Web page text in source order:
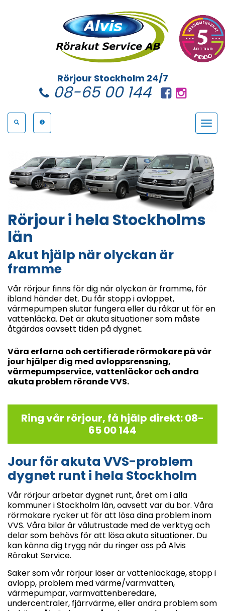
Rörjour Stockholm 24/7
08-65 00 144
Toggle
Rörjour i hela Stockholms
län
Akut hjälp när olyckan är
framme
Vår rörjour finns för dig när olyckan är framme, för
ibland händer det. Du får stopp i avloppet,
värmepumpen slutar fungera eller du råkar ut för en
vattenläcka. Det är akuta situationer som måste
åtgärdas oavsett tiden på dygnet.
Våra erfarna och certifierade rörmokare på vår
jour hjälper dig med avloppsrensning,
värmepumpservice, vattenläckor och andra
akuta problem rörande VVS.
Ring vår rörjour, få hjälp direkt: 08-
65 00 144
Jour för akuta VVS-problem
dygnet runt i hela Stockholm
Vår rörjour arbetar dygnet runt, året om i alla
kommuner i Stockholm län, oavsett var du bor. Våra
rörmokare rycker ut för att lösa dina problem inom
VVS. Våra bilar är välutrustade med de verktyg och
delar som behövs för att lösa akuta situationer. Du
kan känna dig trygg när du ringer oss på Alvis
Rörakut Service.
Saker som vår rörjour löser är vattenläckage, stopp i
avlopp, problem med värme/varmvatten,
värmepumpar, varmvattenberedare,
undercentraler, fjärrvärme, eller andra problem som